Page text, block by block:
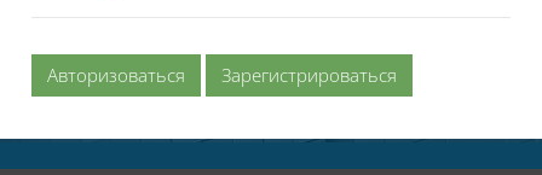
Авторизоваться Зарегистрироваться